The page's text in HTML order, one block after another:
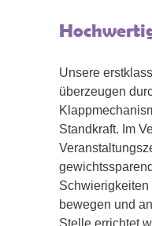
Unsere
überzeugen
Standkraft. Im
Schwierigkeiten
bewegen und